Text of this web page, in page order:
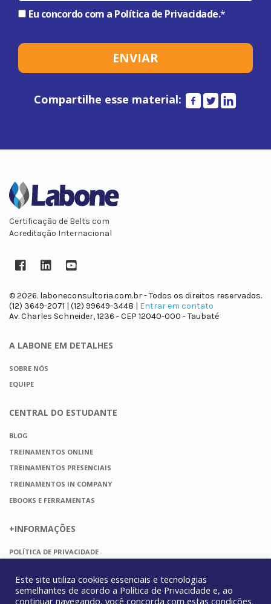
Eu concordo com a Política de Privacidade.*
Compartilhe esse material:
Certificação de Belts com
Acreditação Internacional
Facebook
LinkedInYouTube
© 2026. laboneconsultoria.com.br - Todos os direitos reservados.
(12) 3649-2071 | (12) 99649-3448 | Entrar em contato
Av. Charles Schneider, 1236 - CEP 12040-000 - Taubaté
A LABONE EM DETALHES
SOBRE NÓS
EQUIPE
CENTRAL DO ESTUDANTE
BLOG
TREINAMENTOS ONLINE
TREINAMENTOS PRESENCIAIS
TREINAMENTOS IN COMPANY
EBOOKS E FERRAMENTAS
+INFORMAÇÕES
POLÍTICA DE PRIVACIDADE
FAQ
CONTATO
Este site utiliza cookies essenciais e tecnologias
semelhantes de acordo a Política de Privacidade e, ao
continuar navegando, você concorda com estas condições.